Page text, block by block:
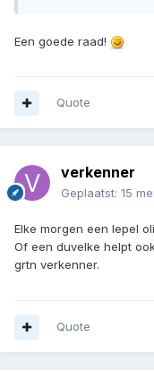
Een goede raad!
Quote
verkenner
Geplaatst: 15
Elke morgen een lepel
Of een duvelke helpt
grtn verkenner.
Quote